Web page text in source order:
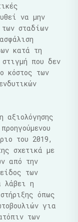
να μην
σταδίων
κατά τη
που δεν
κόστος των
αξιολόγησης
του 2019,
σχετικά με
από την
των
λάβει η
όπως
για
των